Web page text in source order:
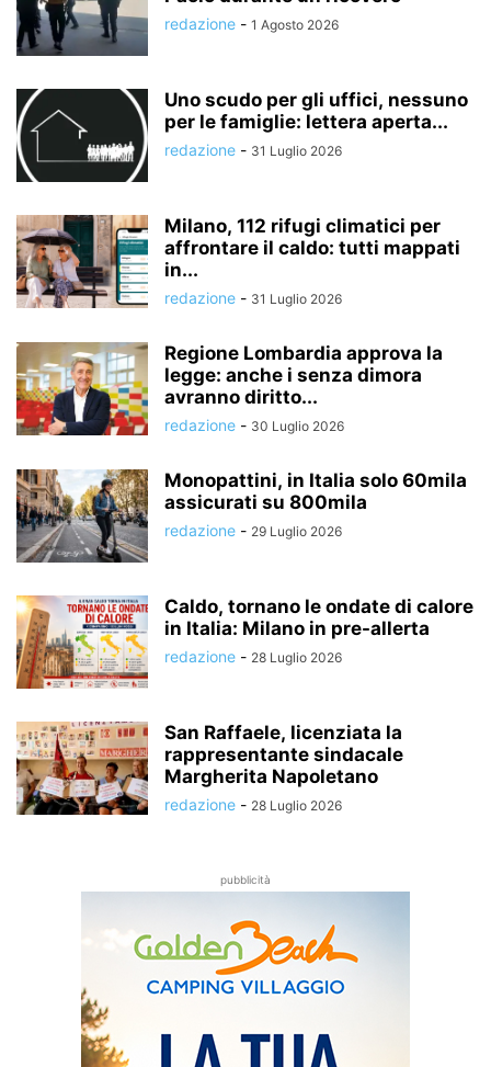
redazione - 1 Agosto 2026
Uno scudo per gli uffici, nessuno
per le famiglie: lettera aperta...
redazione - 31 Luglio 2026
Milano, 112 rifugi climatici per
affrontare il caldo: tutti mappati
in...
redazione - 31 Luglio 2026
Regione Lombardia approva la
legge: anche i senza dimora
avranno diritto...
redazione - 30 Luglio 2026
Monopattini, in Italia solo 60mila
assicurati su 800mila
redazione - 29 Luglio 2026
Caldo, tornano le ondate di calore
in Italia: Milano in pre-allerta
redazione - 28 Luglio 2026
San Raffaele, licenziata la
rappresentante sindacale
Margherita Napoletano
redazione - 28 Luglio 2026
pubblicità